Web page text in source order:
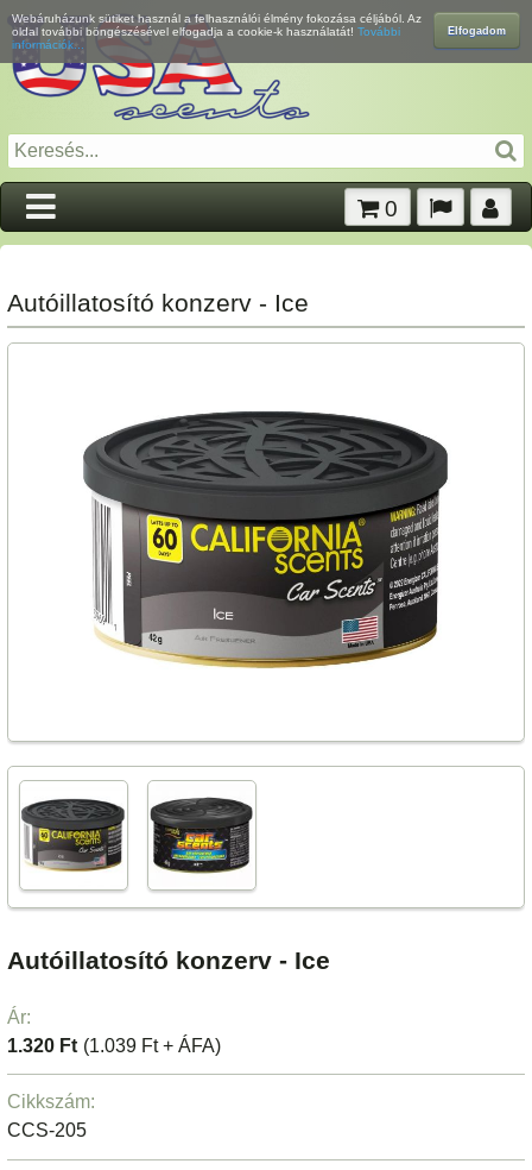
Elfogadom
Webáruházunk sütiket használ a felhasználói élmény fokozása céljából. Az
oldal további böngészésével elfogadja a cookie-k használatát! További
információk...
0
Autóillatosító konzerv - Ice
Autóillatosító konzerv - Ice
Ár:
1.320 Ft (1.039 Ft + ÁFA)
Cikkszám:
CCS-205